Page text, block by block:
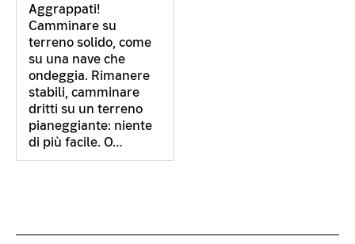
Aggrappati!
Camminare su
terreno solido, come
su una nave che
ondeggia. Rimanere
stabili, camminare
dritti su un terreno
pianeggiante: niente
di più facile. O…